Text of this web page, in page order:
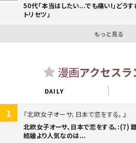
50代「本当はしたい...でも痛い!」どう
トリセツ」
もっと見る
漫画アクセス
DAILY
1
北欧女子オーサ、日本で恋をする。
北欧女子オーサ、日本で恋をする。:(7)
結婚より人気なのは...